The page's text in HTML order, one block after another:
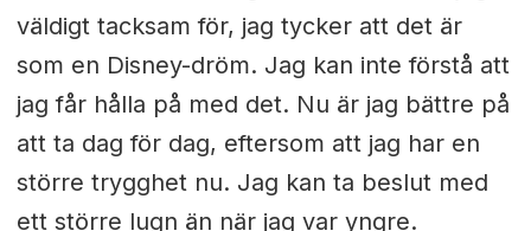
väldigt tacksam för, jag tycker att det är
som en Disney-dröm. Jag kan inte förstå att
jag får hålla på med det. Nu är jag bättre på
att ta dag för dag, eftersom att jag har en
större trygghet nu. Jag kan ta beslut med
ett större lugn än när jag var yngre.